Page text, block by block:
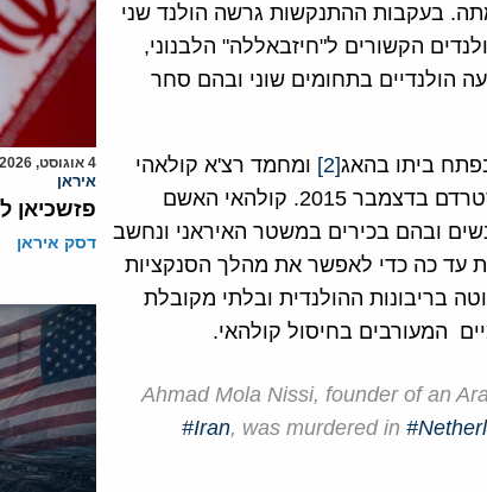
בעקבות ההתנקשות גרשה הולנד שני
הקשורים ל"חיזבאללה" הלבנוני,
הולנדיים בתחומים שוני ובהם סחר
[2]
ומחמד רצ'א קולאהי
(Mohammad Reza Kolahi) נרצח באופן דומה ליד ביתו באמסטרדם בדצמבר 2015. קולהאי האשם
ב-1981 שהרגה עשרות אנשים ובהם בכירים במשטר האיראני ונחשב
עד כה כדי לאפשר את מהלך הסנקציות
בריבונות ההולנדית ובלתי מקובלת
המעורבים בחיסול קולהאי.
Ahmad Mola Nissi, founder of an
#Iran, was murdered in
4 אוגוסט, 2026
איראן
פזשכיאן
דסק איראן